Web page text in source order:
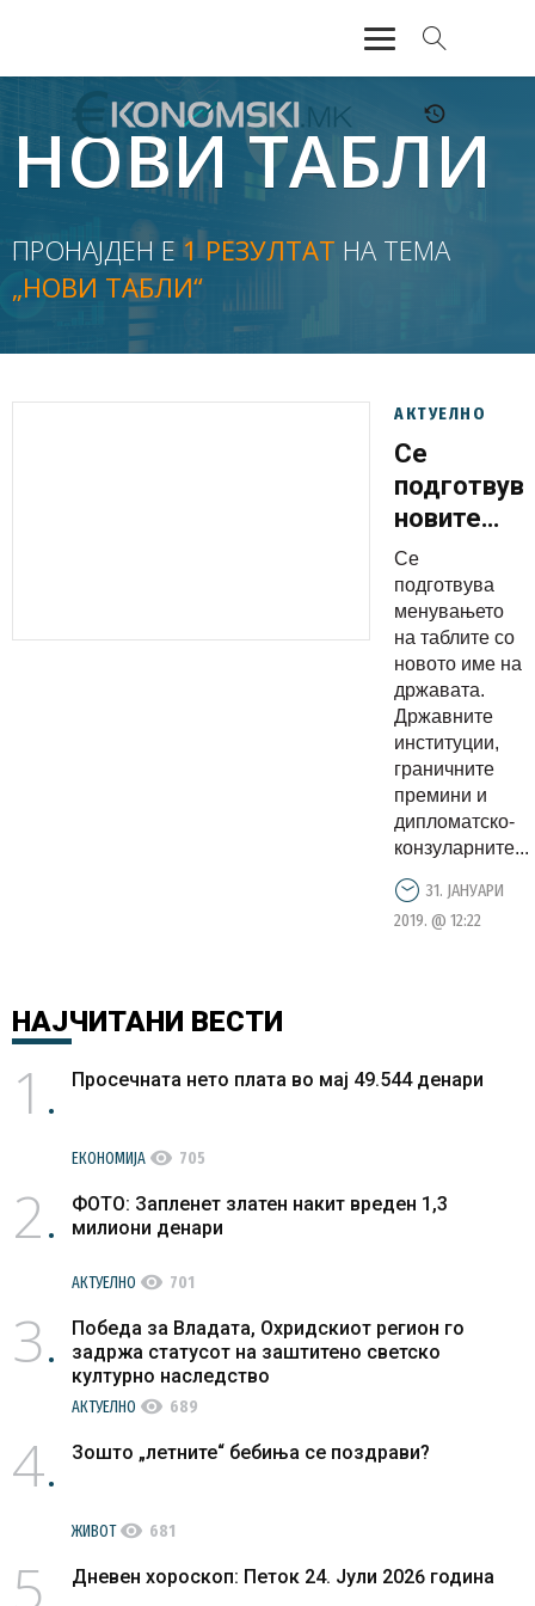
АКТУЕЛНО
ЕКОНОМИЈА
ФИНАНСИИ
БАНКАРСТВО
ЖИВОТ
НОВИ ТАБЛИ
ПРОНАЈДЕН Е1 РЕЗУЛТАТ НА ТЕМА
„НОВИ ТАБЛИ“
АКТУЕЛНО
Се
новите
табли со
Република
Северна
замената
на
пасошите
ќе биде
на товар
на
граѓаните
Се
подготвува
менувањето
на таблите со
новото име на
државата.
Државните
институции,
граничните
премини и
дипломатско-
конзуларните...
31. ЈАНУАРИ
2019. @ 12:22
НАЈЧИТАНИ ВЕСТИ
1 Просечната нето плата во мај 49.544 денари
ЕКОНОМИЈА visibility 705
2
ФОТО: Запленет златен накит вреден 1,3
милиони денари
АКТУЕЛНО visibility 701
3
Победа за Владата, Охридскиот регион го
задржа статусот на заштитено светско
културно наследство
АКТУЕЛНО visibility 689
4 Зошто „летните“ бебиња се поздрави?
ЖИВОТvisibility 681
5 Дневен хороскоп: Петок 24. Јули 2026 година